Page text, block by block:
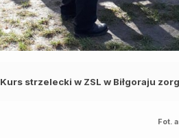
Kurs strzelecki w ZSL w Biłgoraju
Fot.